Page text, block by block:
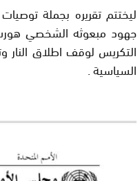
ليختتم تقريره بجملة
جهود مبعوثه الشخصي
التكريس لوقف اطلاق
السياسية .